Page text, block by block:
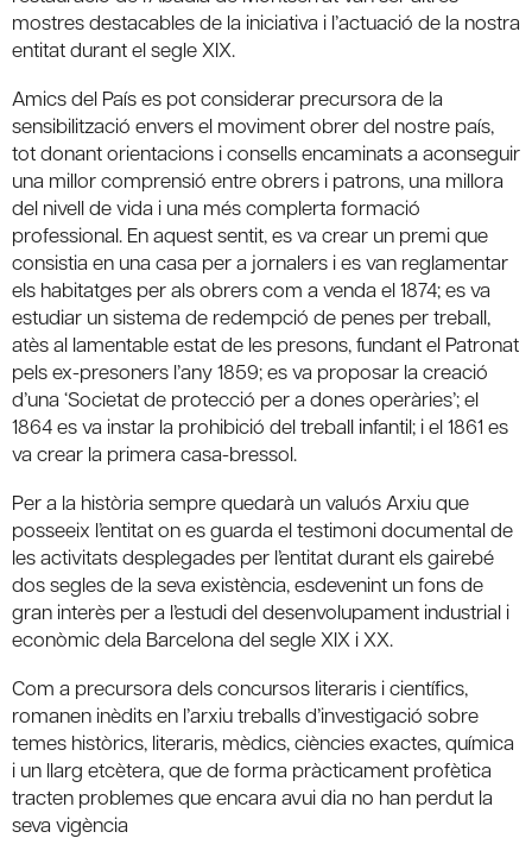
mostres destacables de la iniciativa i l’actuació de la nostra
entitat durant el segle XIX.
Amics del País es pot considerar precursora de la
sensibilització envers el moviment obrer del nostre país,
tot donant orientacions i consells encaminats a aconseguir
una millor comprensió entre obrers i patrons, una millora
del nivell de vida i una més complerta formació
professional. En aquest sentit, es va crear un premi que
consistia en una casa per a jornalers i es van reglamentar
els habitatges per als obrers com a venda el 1874; es va
estudiar un sistema de redempció de penes per treball,
atès al lamentable estat de les presons, fundant el Patronat
pels ex-presoners l’any 1859; es va proposar la creació
d’una ‘Societat de protecció per a dones operàries’; el
1864 es va instar la prohibició del treball infantil; i el 1861 es
va crear la primera casa-bressol.
Per a la història sempre quedarà un valuós Arxiu que
posseeix l’entitat on es guarda el testimoni documental de
les activitats desplegades per l’entitat durant els gairebé
dos segles de la seva existència, esdevenint un fons de
gran interès per a l’estudi del desenvolupament industrial i
econòmic dela Barcelona del segle XIX i XX.
Com a precursora dels concursos literaris i científics,
romanen inèdits en l’arxiu treballs d’investigació sobre
temes històrics, literaris, mèdics, ciències exactes, química
i un llarg etcètera, que de forma pràcticament profètica
tracten problemes que encara avui dia no han perdut la
seva vigència